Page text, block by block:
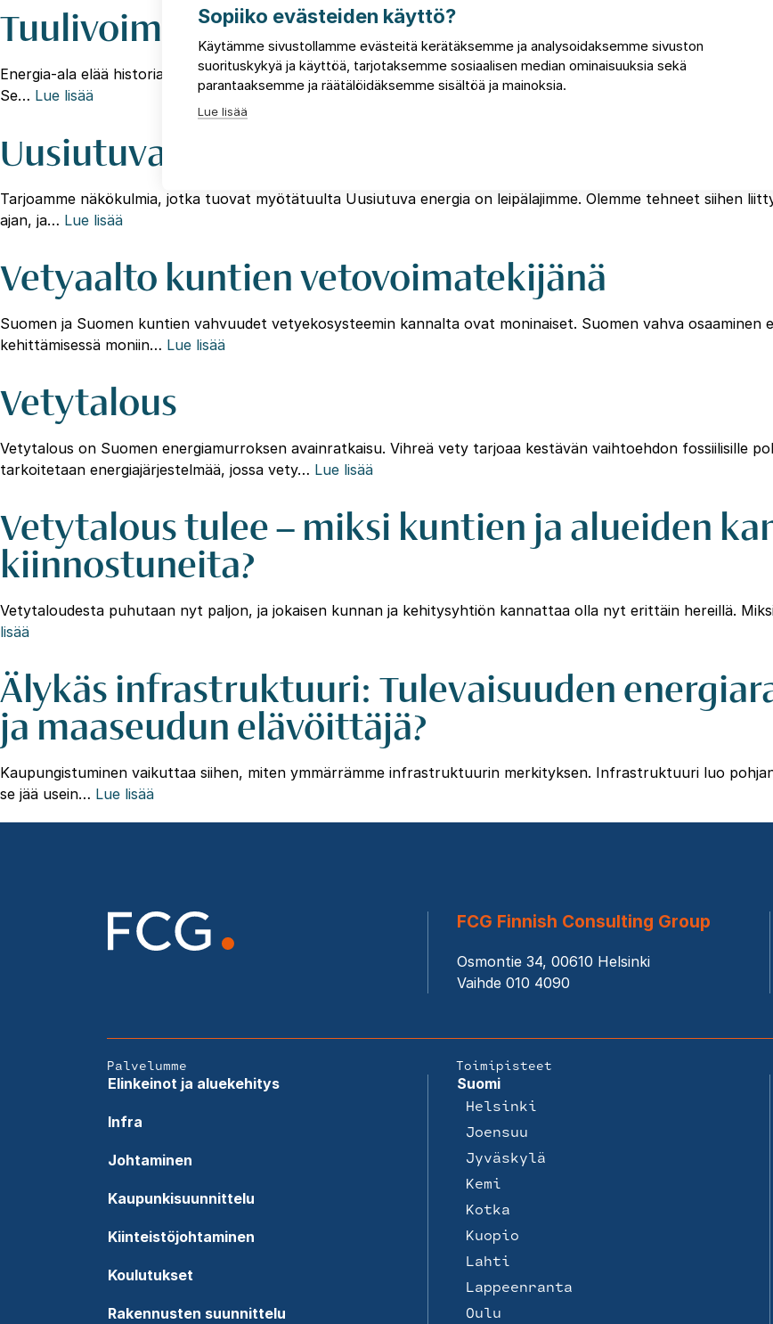
Tuulivoimasta vihreään vetyyn – Suomen
Energia-ala elää historiallista siirtymäkautta ja energiamurros tuntuu vahvasti myös Suomessa. EU:n
Se… Lue lisää
Uusiutuva energia
Tarjoamme näkökulmia, jotka tuovat myötätuulta Uusiutuva energia on leipälajimme. Olemme tehneet siihen
ajan, ja… Lue lisää
Vetyaalto kuntien vetovoimatekijänä
Suomen ja Suomen kuntien vahvuudet vetyekosysteemin kannalta ovat moninaiset. Suomen vahva
kehittämisessä moniin… Lue lisää
Vetytalous
Vetytalous on Suomen energiamurroksen avainratkaisu. Vihreä vety tarjoaa kestävän vaihtoehdon fossiilisille
tarkoitetaan energiajärjestelmää, jossa vety… Lue lisää
Vetytalous tulee – miksi kuntien ja alueiden
kiinnostuneita?
Vetytaloudesta puhutaan nyt paljon, ja jokaisen kunnan ja kehitysyhtiön kannattaa olla nyt erittäin hereillä.
lisää
Älykäs infrastruktuuri: Tulevaisuuden
ja maaseudun elävöittäjä?
Kaupungistuminen vaikuttaa siihen, miten ymmärrämme infrastruktuurin merkityksen. Infrastruktuuri luo
se jää usein… Lue lisää
FCG Finnish Consulting Group
Osmontie 34, 00610 Helsinki
Vaihde 010 4090
Palvelumme
Elinkeinot ja aluekehitys
Infra
Johtaminen
Kaupunkisuunnittelu
Kiinteistöjohtaminen
Koulutukset
Rakennusten suunnittelu
Toimipisteet
Suomi
Helsinki
Joensuu
Jyväskylä
Kemi
Kotka
Kuopio
Lahti
Lappeenranta
Oulu
Sopiiko evästeiden käyttö?
Käytämme sivustollamme evästeitä kerätäksemme ja analysoidaksemme sivuston
suorituskykyä ja käyttöä, tarjotaksemme sosiaalisen median ominaisuuksia sekä
parantaaksemme ja räätälöidäksemme sisältöä ja mainoksia.
Lue lisää